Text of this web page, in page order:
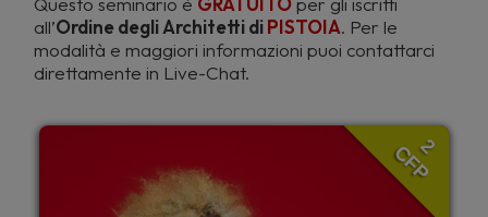
all’Ordine degli Architetti diPISTOIA. Per le
modalità e maggiori informazioni puoi contattarci
direttamente in Live-Chat.
2
CFP